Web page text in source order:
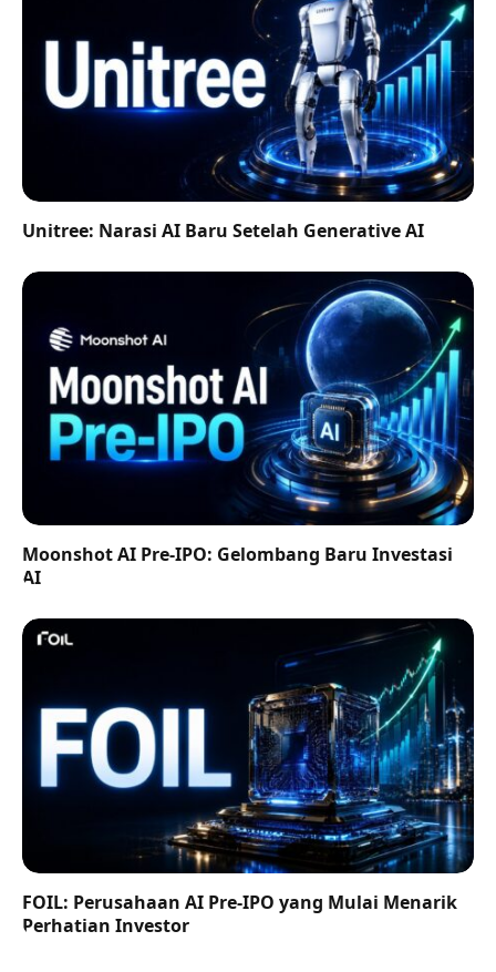
Unitree: Narasi AI Baru Setelah Generative AI
Moonshot AI Pre-IPO: Gelombang Baru Investasi
AI
FOIL: Perusahaan AI Pre-IPO yang Mulai Menarik
Perhatian Investor